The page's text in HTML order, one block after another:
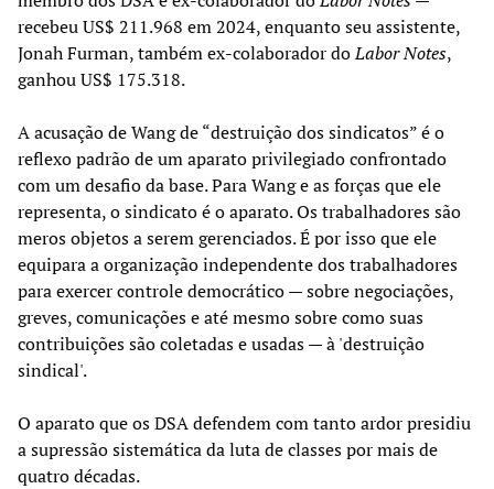
recebeu US$ 211.968 em 2024, enquanto seu assistente,
Jonah Furman, também ex-colaborador doLabor Notes,
ganhou US$ 175.318.
A acusação de Wang de “destruição dos sindicatos” é o
reflexo padrão de um aparato privilegiado confrontado
com um desafio da base. Para Wang e as forças que ele
representa, o sindicato é o aparato. Os trabalhadores são
meros objetos a serem gerenciados. É por isso que ele
equipara a organização independente dos trabalhadores
para exercer controle democrático — sobre negociações,
greves, comunicações e até mesmo sobre como suas
contribuições são coletadas e usadas — à 'destruição
sindical'.
O aparato que os DSA defendem com tanto ardor presidiu
a supressão sistemática da luta de classes por mais de
quatro décadas.